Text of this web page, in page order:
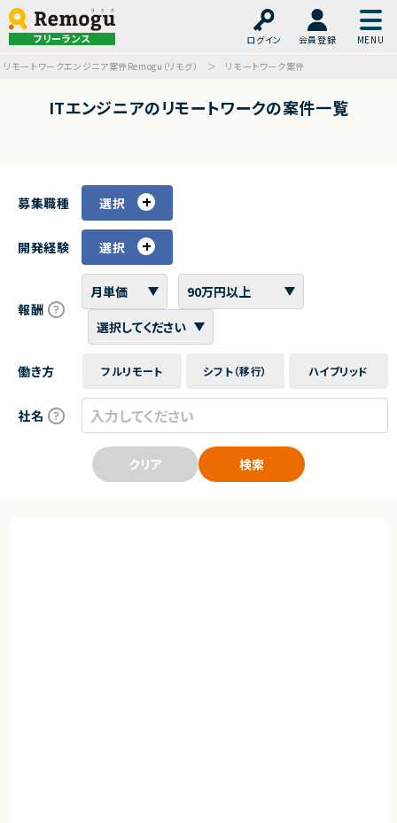
フリーランス ログイン
会員登録
リモートワークエンジニア案件Remogu（リモグ）
リモートワーク案件
ITエンジニアのリモートワークの案件一覧
募集職種 選択
開発経験 選択
報酬
働き方 フルリモート シフト（移行） ハイブリッド
社名
クリア 検索